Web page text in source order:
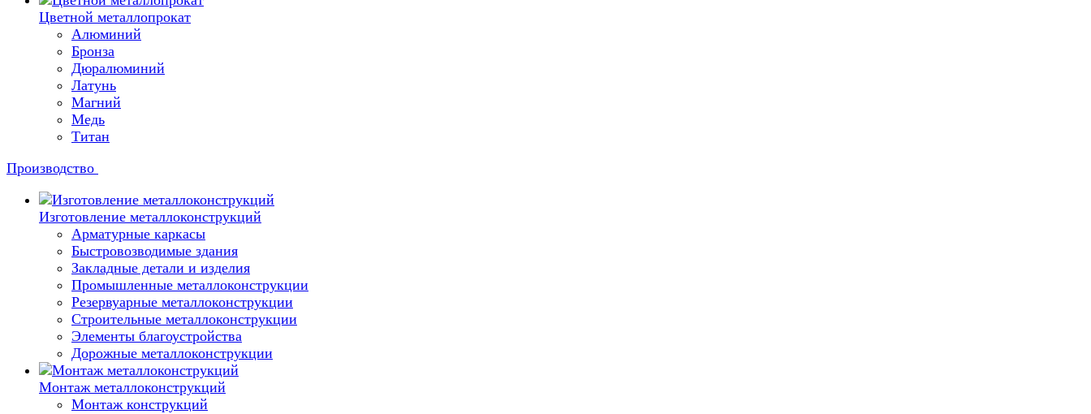
Цветной металлопрокат
Алюминий
Бронза
Дюралюминий
Латунь
Магний
Медь
Титан
Производство
Изготовление металлоконструкций
Арматурные каркасы
Быстровозводимые здания
Закладные детали и изделия
Промышленные металлоконструкции
Резервуарные металлоконструкции
Строительные металлоконструкции
Элементы благоустройства
Дорожные металлоконструкции
Монтаж металлоконструкций
Монтаж конструкций